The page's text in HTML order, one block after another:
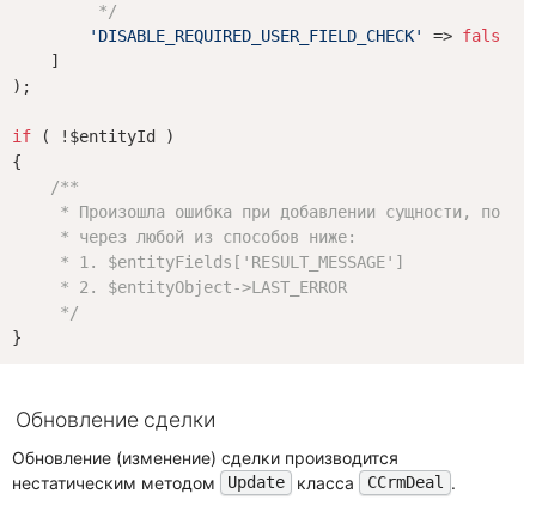
         */
'DISABLE_REQUIRED_USER_FIELD_CHECK'
=> false
    ]
);
if ( !$entityId )
{
/**
* Произошла ошибка при добавлении сущности,
     * через любой из способов ниже:
     * 1. $entityFields['RESULT_MESSAGE']
     * 2. $entityObject->LAST_ERROR
     */
Обновление сделки
Обновление (изменение) сделки производится
нестатическим методом
Update класса CCrmDeal .